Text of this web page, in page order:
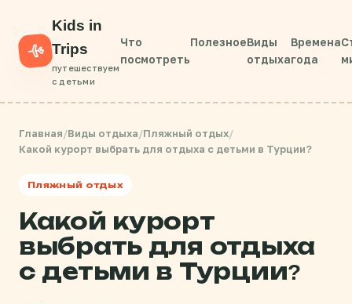
Kids in
Trips
путешествуем
с детьми
Что
посмотреть
ПолезноеВиды
отдыха
Времена
года
Главная/Виды отдыха/Пляжный отдых/
Какой курорт выбрать для отдыха с детьми в Турции?
Пляжный отдых
Какой курорт
выбрать для отдыха
с детьми в Турции?